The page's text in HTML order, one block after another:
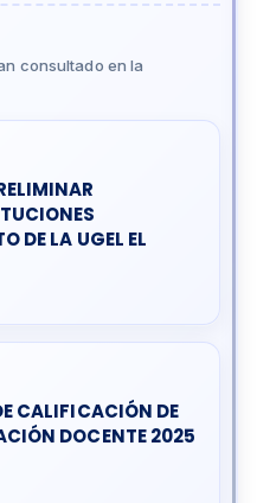
consultado en la
DE LA UGEL EL
CALIFICACIÓN DE
DOCENTE 2025